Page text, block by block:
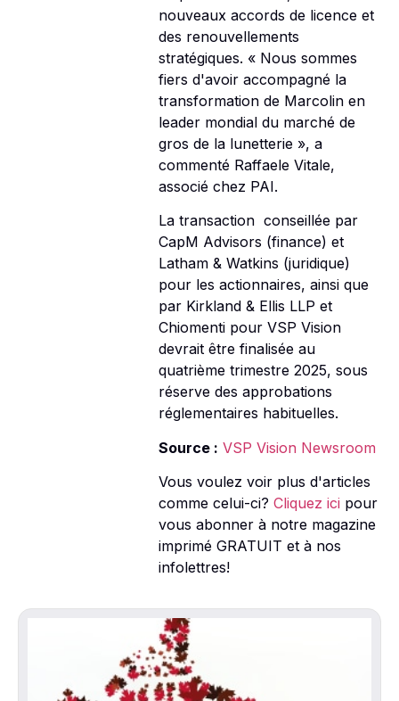
nouveaux accords de licence et
des renouvellements
stratégiques. « Nous sommes
fiers d'avoir accompagné la
transformation de Marcolin en
leader mondial du marché de
gros de la lunetterie », a
commenté Raffaele Vitale,
associé chez PAI.
La transaction  conseillée par
CapM Advisors (finance) et
Latham & Watkins (juridique)
pour les actionnaires, ainsi que
par Kirkland & Ellis LLP et
Chiomenti pour VSP Vision 
devrait être finalisée au
quatrième trimestre 2025, sous
réserve des approbations
réglementaires habituelles.
Source : VSP Vision Newsroom
Vous voulez voir plus d'articles
comme celui-ci? Cliquez ici pour
vous abonner à notre magazine
imprimé GRATUIT et à nos
infolettres!